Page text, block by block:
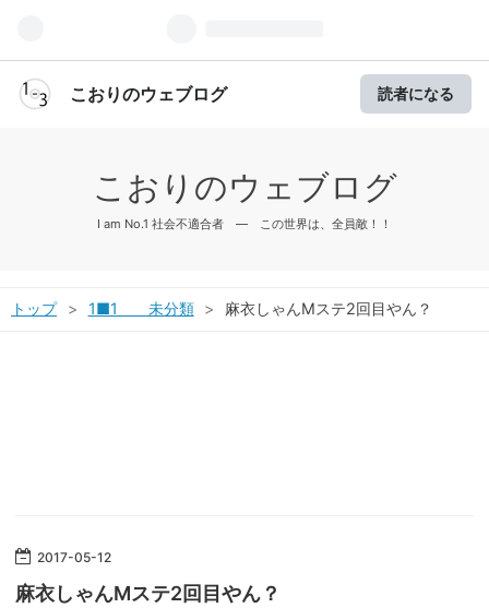
こおりのウェブログ 読者になる
こおりのウェブログ
I am No.1 社会不適合者 ― この世界は、全員敵！！
トップ > 1■1 未分類 > 麻衣しゃんMステ2回目やん？
2017-05-12
麻衣しゃんMステ2回目やん？